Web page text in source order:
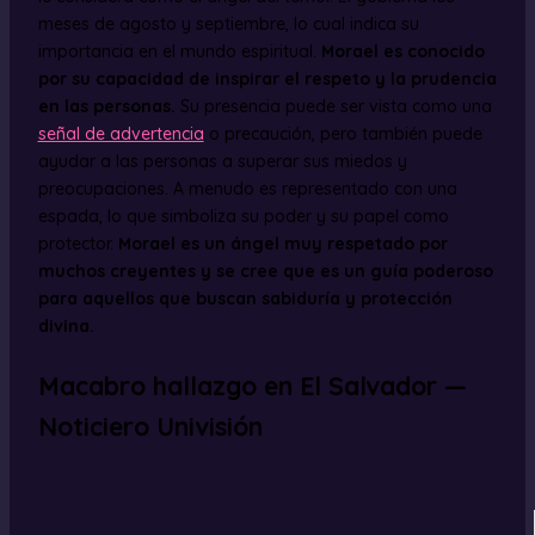
meses de agosto y septiembre, lo cual indica su
importancia en el mundo espiritual. Morael es conocido
por su capacidad de inspirar el respeto y la prudencia
en las personas. Su presencia puede ser vista como una
señal de advertencia o precaución, pero también puede
ayudar a las personas a superar sus miedos y
preocupaciones. A menudo es representado con una
espada, lo que simboliza su poder y su papel como
protector. Morael es un ángel muy respetado por
muchos creyentes y se cree que es un guía poderoso
para aquellos que buscan sabiduría y protección
divina.
Macabro hallazgo en El Salvador —
Noticiero Univisión